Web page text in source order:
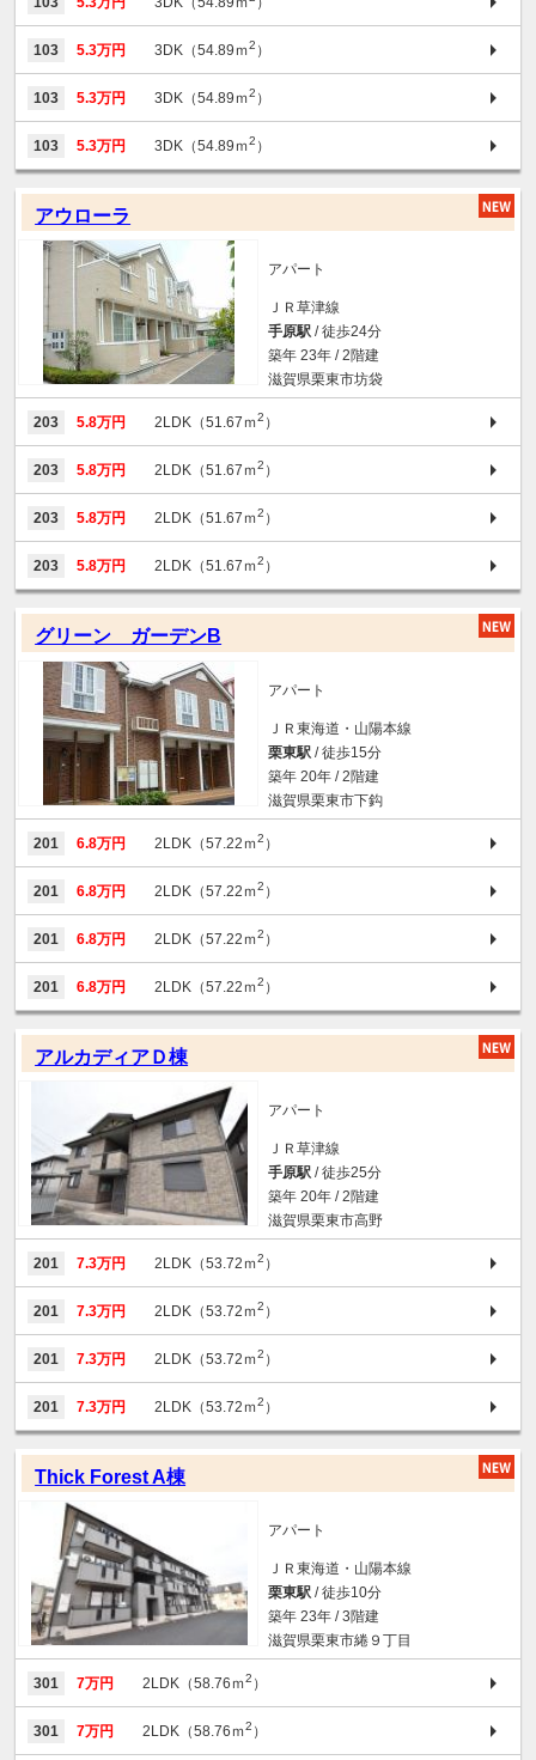
103 5.3万円 3DK（54.89ｍ2 ）
103 5.3万円 3DK（54.89ｍ2 ）
103 5.3万円 3DK（54.89ｍ2 ）
アウローラ
アパート
ＪＲ草津線
手原駅 / 徒歩24分
築年 23年 / 2階建
滋賀県栗東市坊袋
203 5.8万円 2LDK（51.67ｍ2 ）
203 5.8万円 2LDK（51.67ｍ2 ）
203 5.8万円 2LDK（51.67ｍ2 ）
203 5.8万円 2LDK（51.67ｍ2 ）
グリーン ガーデンB
アパート
ＪＲ東海道・山陽本線
栗東駅 / 徒歩15分
築年 20年 / 2階建
滋賀県栗東市下鈎
201 6.8万円 2LDK（57.22ｍ2 ）
201 6.8万円 2LDK（57.22ｍ2 ）
201 6.8万円 2LDK（57.22ｍ2 ）
201 6.8万円 2LDK（57.22ｍ2 ）
アルカディアＤ棟
アパート
ＪＲ草津線
手原駅 / 徒歩25分
築年 20年 / 2階建
滋賀県栗東市高野
201 7.3万円 2LDK（53.72ｍ2 ）
201 7.3万円 2LDK（53.72ｍ2 ）
201 7.3万円 2LDK（53.72ｍ2 ）
201 7.3万円 2LDK（53.72ｍ2 ）
Thick Forest A棟
アパート
ＪＲ東海道・山陽本線
栗東駅 / 徒歩10分
築年 23年 / 3階建
滋賀県栗東市綣９丁目
301 7万円 2LDK（58.76ｍ2 ）
301 7万円 2LDK（58.76ｍ2 ）